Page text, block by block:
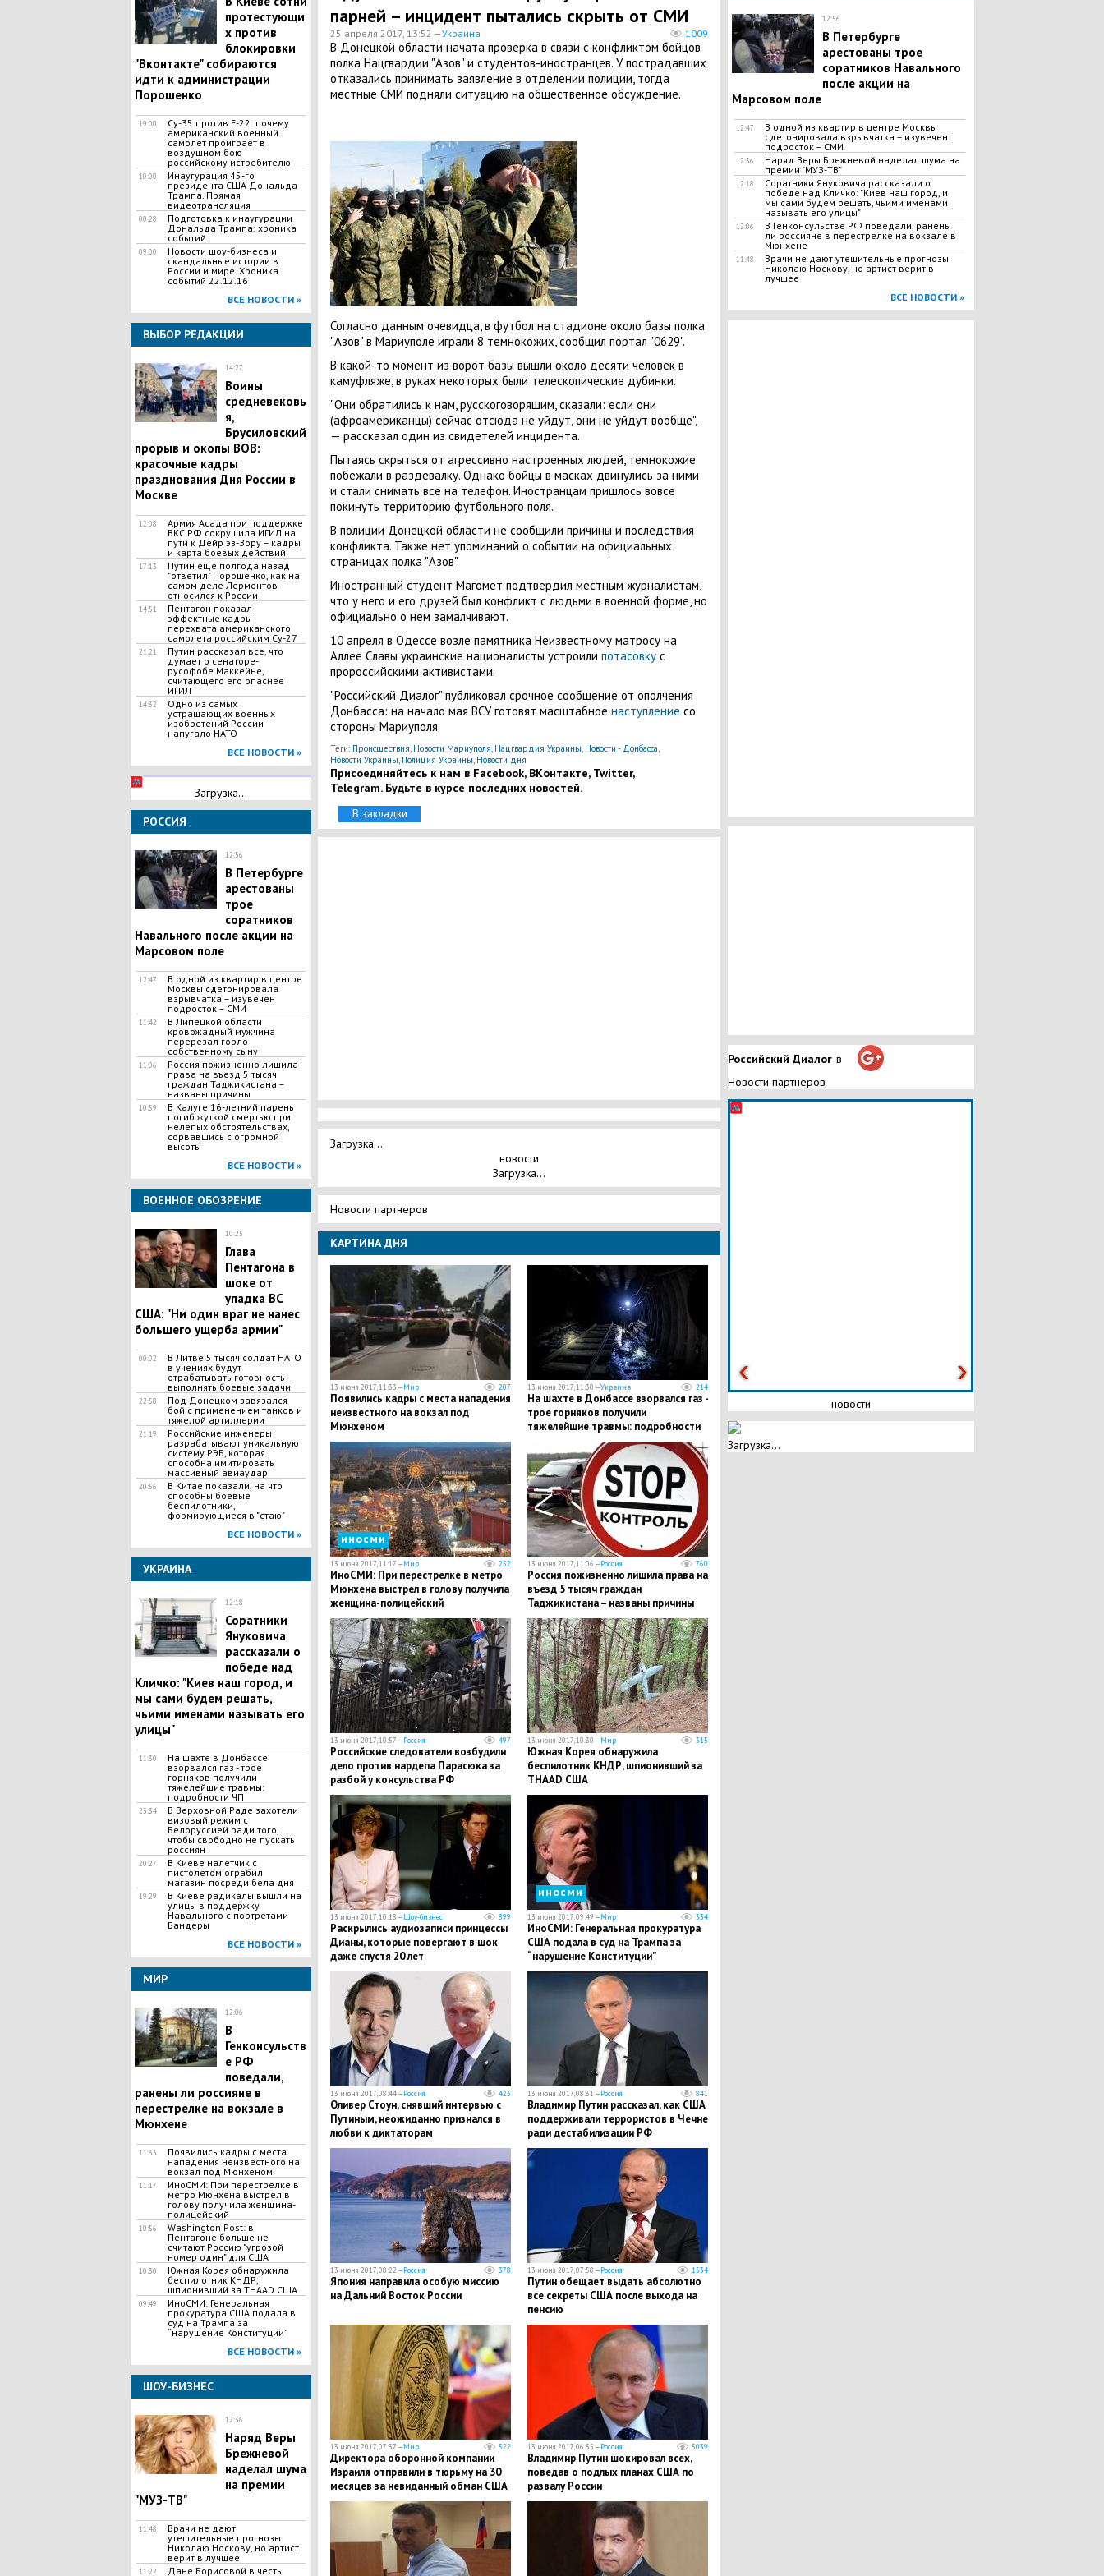
протестующи
х против
блокировки
"Вконтакте" собираются
идти к администрации
Порошенко
19:00
Су-35 против F-22: почему
американский военный
самолет проиграет в
воздушном бою
российскому истребителю
10:00
Инаугурация 45-го
президента США Дональда
Трампа. Прямая
видеотрансляция
00:28
Подготовка к инаугурации
Дональда Трампа: хроника
событий
09:00
Новости шоу-бизнеса и
скандальные истории в
России и мире. Хроника
событий 22.12.16
ВСЕ НОВОСТИ »
ВЫБОР РЕДАКЦИИ
14:27
Воины
средневековь
я,
Брусиловский
прорыв и окопы ВОВ:
красочные кадры
празднования Дня России в
Москве
12:08
Армия Асада при поддержке
ВКС РФ сокрушила ИГИЛ на
пути к Дейр эз-Зору – кадры
и карта боевых действий
17:13
Путин еще полгода назад
"ответил" Порошенко, как на
самом деле Лермонтов
относился к России
14:51
Пентагон показал
эффектные кадры
перехвата американского
самолета российским Су-27
21:21
Путин рассказал все, что
думает о сенаторе-
русофобе Маккейне,
считающего его опаснее
ИГИЛ
14:32
Одно из самых
устрашающих военных
изобретений России
напугало НАТО
ВСЕ НОВОСТИ »
Загрузка...
РОССИЯ
12:56
В Петербурге
арестованы
трое
соратников
Навального после акции на
Марсовом поле
12:47
В одной из квартир в центре
Москвы сдетонировала
взрывчатка – изувечен
подросток – СМИ
11:42
В Липецкой области
кровожадный мужчина
перерезал горло
собственному сыну
11:06
Россия пожизненно лишила
права на въезд 5 тысяч
граждан Таджикистана –
названы причины
10:59
В Калуге 16-летний парень
погиб жуткой смертью при
нелепых обстоятельствах,
сорвавшись с огромной
высоты
ВСЕ НОВОСТИ »
ВОЕННОЕ ОБОЗРЕНИЕ
10:25
Глава
Пентагона в
шоке от
упадка ВС
США: "Ни один враг не нанес
большего ущерба армии"
00:02
В Литве 5 тысяч солдат НАТО
в учениях будут
отрабатывать готовность
выполнять боевые задачи
22:58
Под Донецком завязался
бой с применением танков и
тяжелой артиллерии
21:19
Российские инженеры
разрабатывают уникальную
систему РЭБ, которая
способна имитировать
массивный авиаудар
20:56
В Китае показали, на что
способны боевые
беспилотники,
формирующиеся в "стаю"
ВСЕ НОВОСТИ »
УКРАИНА
12:18
Соратники
Януковича
рассказали о
победе над
Кличко: "Киев наш город, и
мы сами будем решать,
чьими именами называть его
улицы"
11:30
На шахте в Донбассе
взорвался газ - трое
горняков получили
тяжелейшие травмы:
подробности ЧП
23:34
В Верховной Раде захотели
визовый режим с
Белоруссией ради того,
чтобы свободно не пускать
россиян
20:27
В Киеве налетчик с
пистолетом ограбил
магазин посреди бела дня
19:29
В Киеве радикалы вышли на
улицы в поддержку
Навального с портретами
Бандеры
ВСЕ НОВОСТИ »
МИР
12:06
В
Генконсульств
е РФ
поведали,
ранены ли россияне в
перестрелке на вокзале в
Мюнхене
11:33
Появились кадры с места
нападения неизвестного на
вокзал под Мюнхеном
11:17
ИноСМИ: При перестрелке в
метро Мюнхена выстрел в
голову получила женщина-
полицейский
10:56
Washington Post: в
Пентагоне больше не
считают Россию "угрозой
номер один" для США
10:30
Южная Корея обнаружила
беспилотник КНДР,
шпионивший за THAAD США
09:49
ИноСМИ: Генеральная
прокуратура США подала в
суд на Трампа за
“нарушение Конституции”
ВСЕ НОВОСТИ »
ШОУ-БИЗНЕС
12:36
Наряд Веры
Брежневой
наделал шума
на премии
"МУЗ-ТВ"
11:48
Врачи не дают
утешительные прогнозы
Николаю Носкову, но артист
верит в лучшее
11:22
Дане Борисовой в честь
парней – инцидент пытались скрыть от СМИ
25 апреля 2017, 13:52 —Украина 1009
В Донецкой области начата проверка в связи с конфликтом бойцов
полка Нацгвардии "Азов" и студентов-иностранцев. У пострадавших
отказались принимать заявление в отделении полиции, тогда
местные СМИ подняли ситуацию на общественное обсуждение.
Согласно данным очевидца, в футбол на стадионе около базы полка
"Азов" в Мариуполе играли 8 темнокожих, сообщил портал "0629".
В какой-то момент из ворот базы вышли около десяти человек в
камуфляже, в руках некоторых были телескопические дубинки.
"Они обратились к нам, русскоговорящим, сказали: если они
(афроамериканцы) сейчас отсюда не уйдут, они не уйдут вообще",
— рассказал один из свидетелей инцидента.
Пытаясь скрыться от агрессивно настроенных людей, темнокожие
побежали в раздевалку. Однако бойцы в масках двинулись за ними
и стали снимать все на телефон. Иностранцам пришлось вовсе
покинуть территорию футбольного поля.
В полиции Донецкой области не сообщили причины и последствия
конфликта. Также нет упоминаний о событии на официальных
страницах полка "Азов".
Иностранный студент Магомет подтвердил местным журналистам,
что у него и его друзей был конфликт с людьми в военной форме, но
официально о нем замалчивают.
10 апреля в Одессе возле памятника Неизвестному матросу на
Аллее Славы украинские националисты устроили потасовкус
пророссийскими активистами.
"Российский Диалог" публиковал срочное сообщение от ополчения
Донбасса: на начало мая ВСУ готовят масштабное наступление со
стороны Мариуполя.
Теги: Происшествия, Новости Мариуполя, Нацгвардия Украины, Новости - Донбасса,
Новости Украины, Полиция Украины, Новости дня
Присоединяйтесь к нам в Facebook, ВКонтакте, Twitter,
Telegram. Будьте в курсе последних новостей.
В закладки
Загрузка...
новости
Загрузка...
Новости партнеров
КАРТИНА ДНЯ
13 июня 2017, 11:33 —Мир 207
Появились кадры с места нападения
неизвестного на вокзал под
Мюнхеном
13 июня 2017, 11:30 —Украина 214
На шахте в Донбассе взорвался газ -
трое горняков получили
тяжелейшие травмы: подробности
иносми
13 июня 2017, 11:17 —Мир 252
ИноСМИ: При перестрелке в метро
Мюнхена выстрел в голову получила
женщина-полицейский
13 июня 2017, 11:06 —Россия 760
Россия пожизненно лишила права на
въезд 5 тысяч граждан
Таджикистана – названы причины
13 июня 2017, 10:57 —Россия 497
Российские следователи возбудили
дело против нардепа Парасюка за
разбой у консульства РФ
13 июня 2017, 10:30 —Мир 315
Южная Корея обнаружила
беспилотник КНДР, шпионивший за
THAAD США
13 июня 2017, 10:18 —Шоу-бизнес 899
Раскрылись аудиозаписи принцессы
Дианы, которые повергают в шок
даже спустя 20 лет
иносми
13 июня 2017, 09:49 —Мир 334
ИноСМИ: Генеральная прокуратура
США подала в суд на Трампа за
“нарушение Конституции”
13 июня 2017, 08:44 —Россия 423
Оливер Стоун, снявший интервью с
Путиным, неожиданно признался в
любви к диктаторам
13 июня 2017, 08:31 —Россия 841
Владимир Путин рассказал, как США
поддерживали террористов в Чечне
ради дестабилизации РФ
13 июня 2017, 08:22 —Россия 378
Япония направила особую миссию
на Дальний Восток России
13 июня 2017, 07:58 —Россия 1534
Путин обещает выдать абсолютно
все секреты США после выхода на
пенсию
13 июня 2017, 07:37 —Мир 522
Директора оборонной компании
Израиля отправили в тюрьму на 30
месяцев за невиданный обман США
13 июня 2017, 06:55 —Россия 5039
Владимир Путин шокировал всех,
поведав о подлых планах США по
развалу России
12:56
В Петербурге
арестованы трое
соратников Навального
после акции на
Марсовом поле
12:47
В одной из квартир в центре Москвы
сдетонировала взрывчатка – изувечен
подросток – СМИ
12:36
Наряд Веры Брежневой наделал шума на
премии "МУЗ-ТВ"
12:18
Соратники Януковича рассказали о
победе над Кличко: "Киев наш город, и
мы сами будем решать, чьими именами
называть его улицы"
12:06
В Генконсульстве РФ поведали, ранены
ли россияне в перестрелке на вокзале в
Мюнхене
11:48
Врачи не дают утешительные прогнозы
Николаю Носкову, но артист верит в
лучшее
ВСЕ НОВОСТИ »
Российский Диалог в
Новости партнеров
новости
Загрузка...